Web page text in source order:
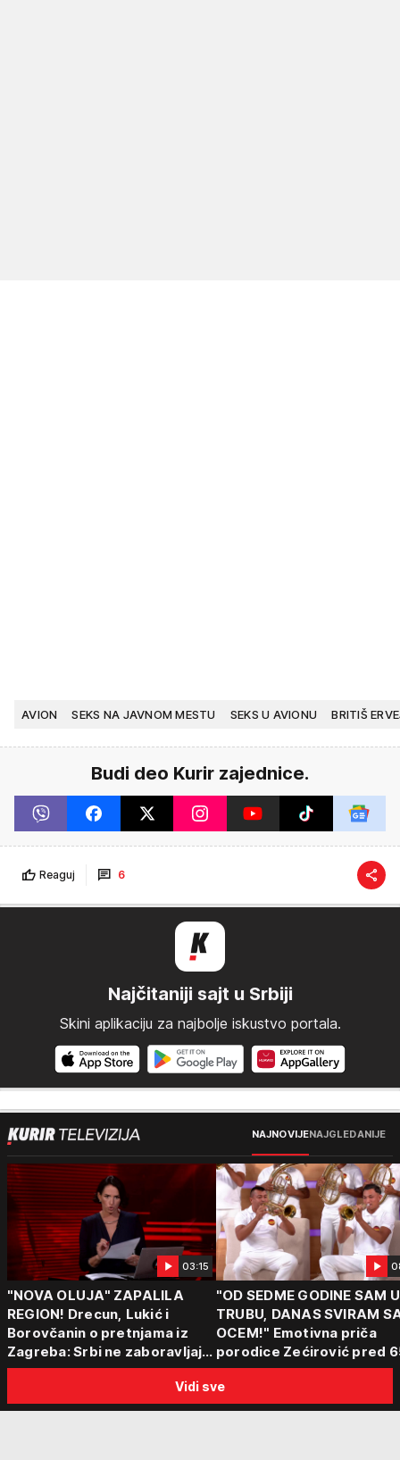
AVION SEKS NA JAVNOM MESTU SEKS U AVIONU BRITIŠ
Budi deo Kurir zajednice.
Reaguj 6
Najčitaniji sajt u Srbiji
Skini aplikaciju za najbolje iskustvo portala.
NAJNOVIJENAJGLEDANIJE
03:15
"NOVA OLUJA" ZAPALILA
REGION! Drecun, Lukić i
Borovčanin o pretnjama iz
Zagreba: Srbi ne zaboravljaju
progon
"OD SEDME GODINE SAM
TRUBU, DANAS SVIRAM
OCEM!" Emotivna priča
porodice Zećirović pred
Sabor trubača u Guči
Vidi sve